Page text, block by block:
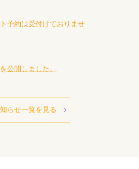
予約は受付けておりませ
公開しました。
らせ一覧を見る